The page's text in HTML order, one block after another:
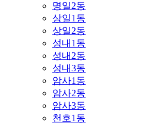
명일2동
상일1동
상일2동
성내1동
성내2동
성내3동
암사1동
암사2동
암사3동
천호1동